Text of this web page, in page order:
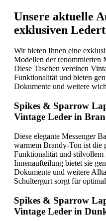
Unsere aktuelle
exklusiven
Wir bieten Ihnen eine
Modellen der renommierten
Diese Taschen vereinen
Funktionalität und bieten
Dokumente und weitere
Spikes & Sparrow
Vintage Leder in
Diese elegante Messenger
warmem Brandy-Ton ist die
Funktionalität und
Innenaufteilung bietet sie
Dokumente und weitere
Schultergurt sorgt für
Spikes & Sparrow
Vintage Leder in